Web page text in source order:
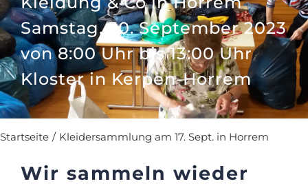
Samstag, 30. September 2023
von 8:00 Uhr bis 13:00 Uhr
Kloster in Kerpen-Horrem
Startseite / Kleidersammlung am 17. Sept. in Horrem
Wir sammeln wieder